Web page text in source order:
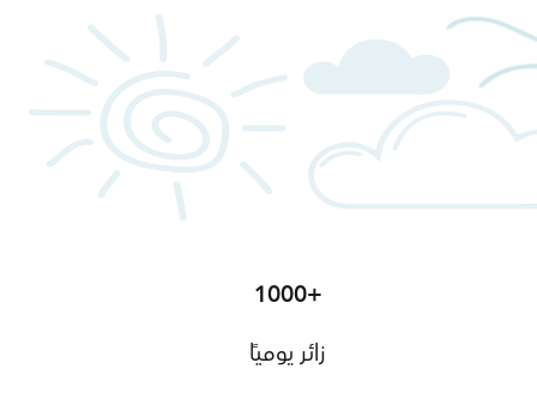
1000+
زائر يوميًا